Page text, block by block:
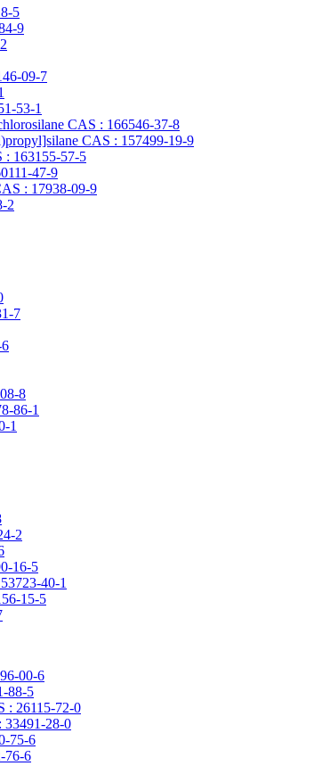
5
9
09-7
53-1
CAS : 166546-37-8
CAS : 157499-19-9
: 163155-57-5
47-9
: 17938-09-9
2
7
8
86-1
1
2
16-5
40-1
15-5
00-6
88-5
: 26115-72-0
33491-28-0
75-6
76-6